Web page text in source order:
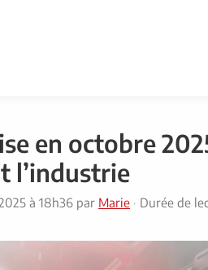
en octobre
l’industrie
à 18h36 par Marie · Durée de